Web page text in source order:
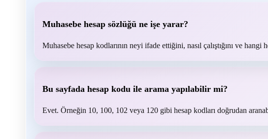
Muhasebe hesap sözlüğü ne işe yarar?
Muhasebe hesap kodlarının neyi ifade ettiğini, nasıl çalıştığını ve
Bu sayfada hesap kodu ile arama yapılabilir mi?
Evet. Örneğin 10, 100, 102 veya 120 gibi hesap kodları doğrudan